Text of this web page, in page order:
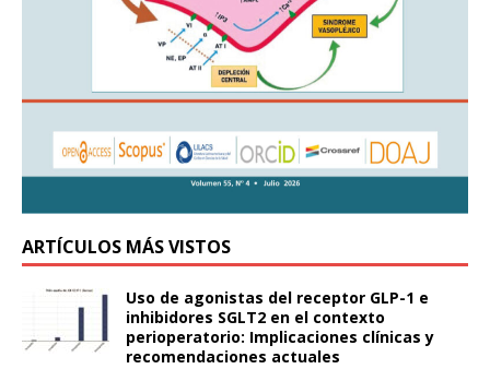
ARTÍCULOS MÁS VISTOS
Uso de agonistas del receptor GLP-1 e
inhibidores SGLT2 en el contexto
perioperatorio: Implicaciones clínicas y
recomendaciones actuales